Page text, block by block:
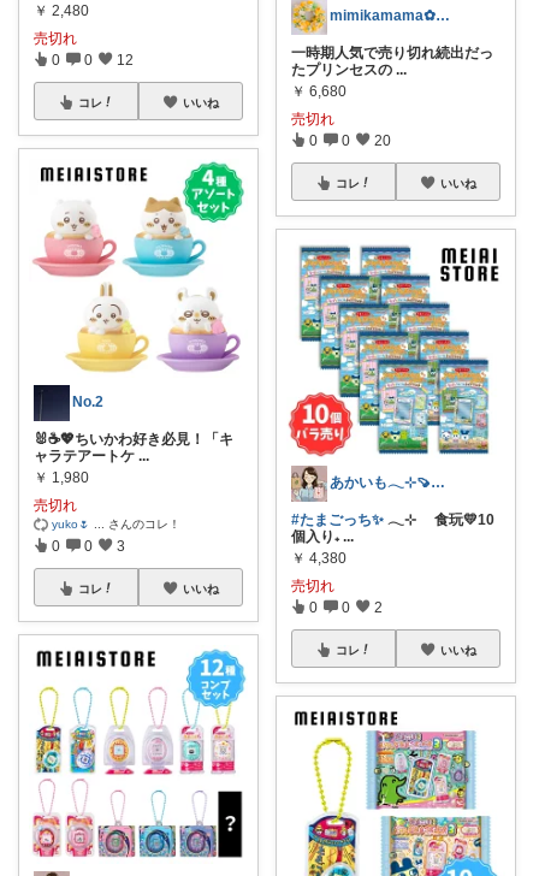
￥ 2,480
売切れ
0 0 12
コレ いいね
No.2
🐰☕💖ちいかわ好き必見！「キ
ャラテアートケ ...
￥ 1,980
売切れ
yuko🌷 さんのコレ！
0 0 3
コレ いいね
mimikamama✿🏃‍♀️
一時期人気で売り切れ続出だっ
たプリンセスの ...
￥ 6,680
売切れ
0 0 20
コレ いいね
あかいも𓂃⊹🍠8月もよろしくです✨
#たまごっち✨ 𓂃⊹ 食玩💛10
個入り₊ ...
￥ 4,380
売切れ
0 0 2
コレ いいね